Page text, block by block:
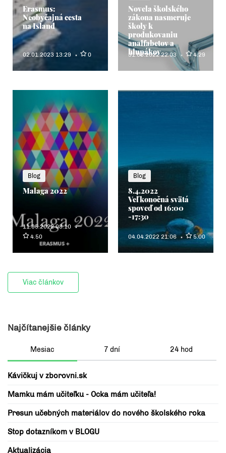
Erasmus:
Neobyčajná cesta
na Island
02.01.2023 13:29 0
Novela školského
zákona nasmeruje
školy k
produkovaniu
analfabetov a
hlupákov
31.08.2022 22:03 4.29
Blog
Malaga 2022
11.05.2022 08:10
4.50
Blog
8.4.2022
Veľkonočná svätá
spoveď od 16:00
-17:30
04.04.2022 21:06 5.00
Viac článkov
Najčítanejšie články
Mesiac 7 dní 24 hod
Kávičkuj v zborovni.sk
Mamku mám učiteľku - Ocka mám učiteľa!
Presun učebných materiálov do nového školského roka
Stop dotazníkom v BLOGU
Aktualizácia